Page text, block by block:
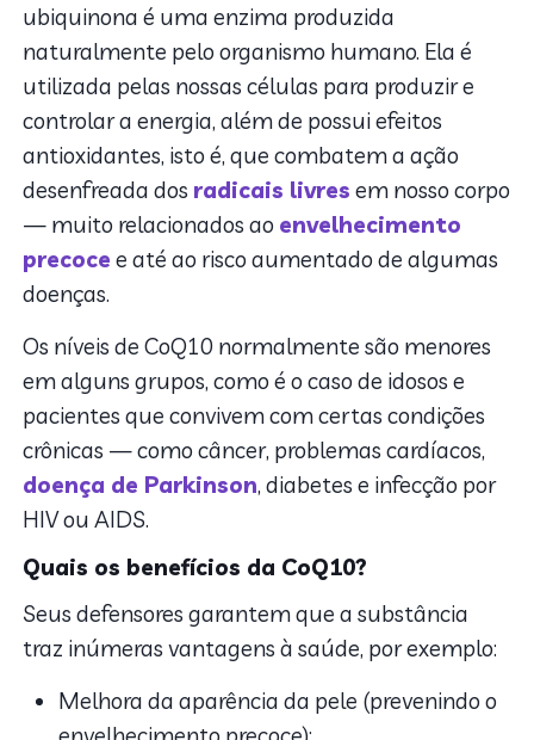
ubiquinona é uma enzima produzida
naturalmente pelo organismo humano. Ela é
utilizada pelas nossas células para produzir e
controlar a energia, além de possui efeitos
antioxidantes, isto é, que combatem a ação
desenfreada dos radicais livres em nosso corpo
— muito relacionados ao envelhecimento
precoce e até ao risco aumentado de algumas
doenças.
Os níveis de CoQ10 normalmente são menores
em alguns grupos, como é o caso de idosos e
pacientes que convivem com certas condições
crônicas — como câncer, problemas cardíacos,
doença de Parkinson, diabetes e infecção por
HIV ou AIDS.
Quais os benefícios da CoQ10?
Seus defensores garantem que a substância
traz inúmeras vantagens à saúde, por exemplo:
Melhora da aparência da pele (prevenindo o